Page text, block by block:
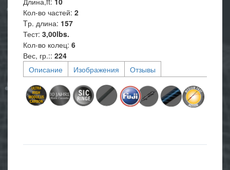
Кол-во частей: 2
Tр. длина: 157
Тест: 3,00lbs.
Кол-во колец: 6
Вес, гр.:: 224
Описание
Изображения Отзывы